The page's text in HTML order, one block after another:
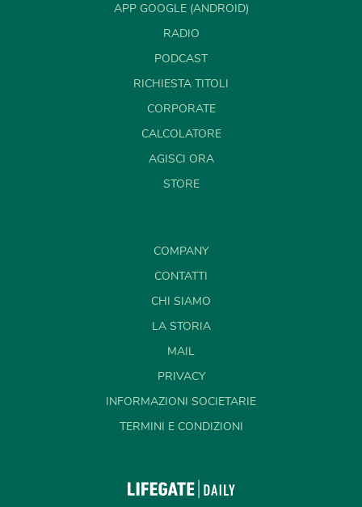
APP GOOGLE (ANDROID)
RADIO
PODCAST
RICHIESTA TITOLI
CORPORATE
CALCOLATORE
AGISCI ORA
STORE
COMPANY
CONTATTI
CHI SIAMO
LA STORIA
MAIL
PRIVACY
INFORMAZIONI SOCIETARIE
TERMINI E CONDIZIONI